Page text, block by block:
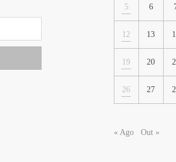
5 6
12 13
19 20
26 27
« Ago Out »